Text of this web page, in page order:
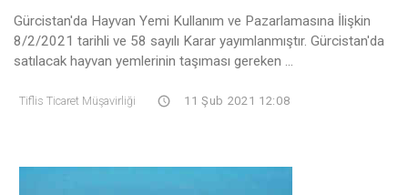
Gürcistan'da Hayvan Yemi Kullanım ve Pazarlamasına İlişkin
8/2/2021 tarihli ve 58 sayılı Karar yayımlanmıştır. Gürcistan'da
satılacak hayvan yemlerinin taşıması gereken ...
Tiflis Ticaret Müşavirliği 11 Şub 2021 12:08